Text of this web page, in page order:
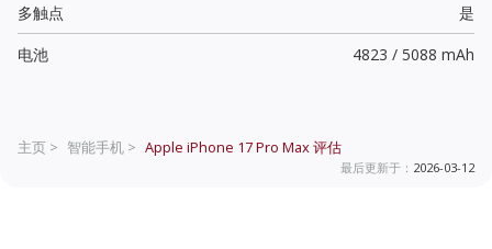
多触点
是
电池
4823 / 5088 mAh
主页 > 智能手机 > Apple iPhone 17 Pro Max 评估
最后更新于： 2026-03-12